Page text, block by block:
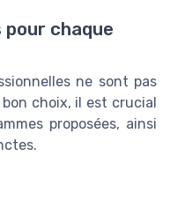
chaque
ne sont pas
choix, il est crucial
proposées, ainsi